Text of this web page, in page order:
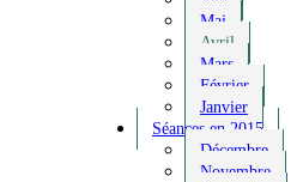
Mai
Avril
Mars
Février
Janvier
Séances en 2015
Décembre
Novembre